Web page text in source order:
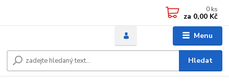
Menu
Hledat
0 ks
za 0,00 Kč